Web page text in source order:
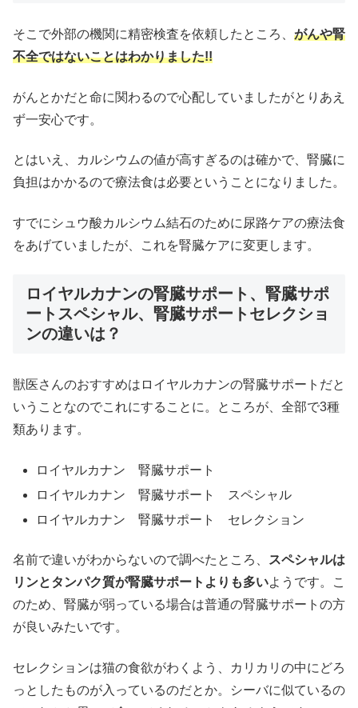
そこで外部の機関に精密検査を依頼したところ、 がんや腎
不全ではないことはわかりました!!
がんとかだと命に関わるので心配していましたがとりあえ
ず一安心です。
とはいえ、カルシウムの値が高すぎるのは確かで、腎臓に
負担はかかるので療法食は必要ということになりました。
すでにシュウ酸カルシウム結石のために尿路ケアの療法食
をあげていましたが、これを腎臓ケアに変更します。
ロイヤルカナンの腎臓サポート、腎臓サポ
ートスペシャル、腎臓サポートセレクショ
ンの違いは？
獣医さんのおすすめはロイヤルカナンの腎臓サポートだと
いうことなのでこれにすることに。ところが、全部で3種
類あります。
ロイヤルカナン 腎臓サポート
ロイヤルカナン 腎臓サポート スペシャル
ロイヤルカナン 腎臓サポート セレクション
名前で違いがわからないので調べたところ、
スペシャルは
リンとタンパク質が腎臓サポートよりも多いようです。こ
のため、腎臓が弱っている場合は普通の腎臓サポートの方
が良いみたいです。
セレクションは猫の食欲がわくよう、カリカリの中にどろ
っとしたものが入っているのだとか。シーバに似ているの